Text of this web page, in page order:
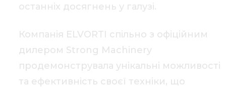
останніх досягнень у галузі.
Компанія ELVORTI спільно з офіційним
дилером Strong Machinery
продемонструвала унікальні можливості
та ефективність своєї техніки, що